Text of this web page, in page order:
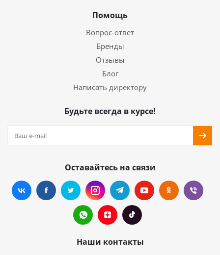
Помощь
Вопрос-ответ
Бренды
Отзывы
Блог
Написать директору
Будьте всегда в курсе!
Оставайтесь на связи
Наши контакты